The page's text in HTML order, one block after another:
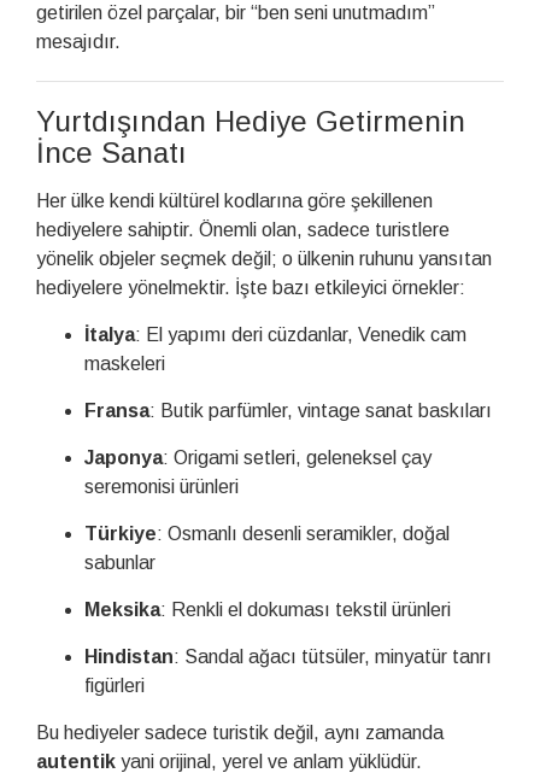
getirilen özel parçalar, bir “ben seni unutmadım”
mesajıdır.
Yurtdışından Hediye Getirmenin
İnce Sanatı
Her ülke kendi kültürel kodlarına göre şekillenen
hediyelere sahiptir. Önemli olan, sadece turistlere
yönelik objeler seçmek değil; o ülkenin ruhunu yansıtan
hediyelere yönelmektir. İşte bazı etkileyici örnekler:
İtalya: El yapımı deri cüzdanlar, Venedik cam
maskeleri
Fransa: Butik parfümler, vintage sanat baskıları
Japonya: Origami setleri, geleneksel çay
seremonisi ürünleri
Türkiye: Osmanlı desenli seramikler, doğal
sabunlar
Meksika: Renkli el dokuması tekstil ürünleri
Hindistan: Sandal ağacı tütsüler, minyatür tanrı
figürleri
Bu hediyeler sadece turistik değil, aynı zamanda
autentik yani orijinal, yerel ve anlam yüklüdür.